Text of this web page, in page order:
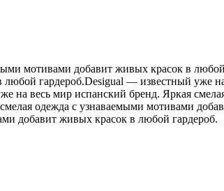
мотивами добавит живых красок в
гардероб.Desigual — известный уже
весь мир испанский бренд. Яркая
одежда с узнаваемыми мотивами
добавит живых красок в любой гардероб.